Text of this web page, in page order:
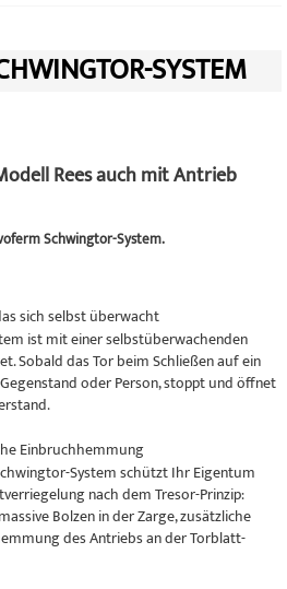
SYSTEM
Rees auch mit Antrieb
Schwingtor-System.
sich selbst überwacht
ist mit einer selbstüberwachenden
Sobald das Tor beim Schließen auf ein
oder Person, stoppt und öffnet
Einbruchhemmung
System schützt Ihr Eigentum
nach dem Tresor-Prinzip:
Bolzen in der Zarge, zusätzliche
des Antriebs an der Torblatt-